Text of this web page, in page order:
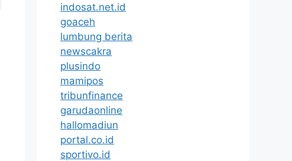
indosat.net.id
goaceh
lumbung berita
newscakra
plusindo
mamipos
tribunfinance
garudaonline
hallomadiun
portal.co.id
sportivo.id